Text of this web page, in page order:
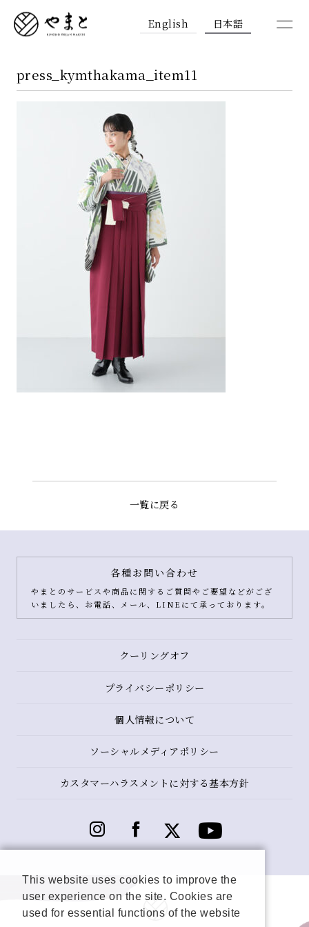
English 日本語
press_kymthakama_item11
一覧に戻る
各種お問い合わせ
やまとのサービスや商品に関するご質問やご要望などがござ
いましたら、お電話、メール、LINEにて承っております。
クーリングオフ
プライバシーポリシー
個人情報について
ソーシャルメディアポリシー
カスタマーハラスメントに対する基本方針
This website uses cookies to improve the
user experience on the site. Cookies are
used for essential functions of the website